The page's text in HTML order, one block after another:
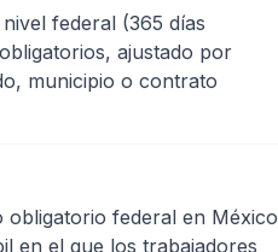
federal (365 días
ajustado por
municipio o contrato
obligatorio federal en México
en el que los trabajadores